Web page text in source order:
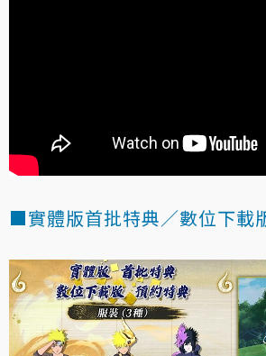
■實體版首批特典／數位下載